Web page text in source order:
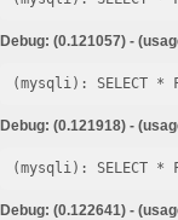
Debug: (0.121057) -
Debug: (0.121918) -
Debug: (0.122641) -